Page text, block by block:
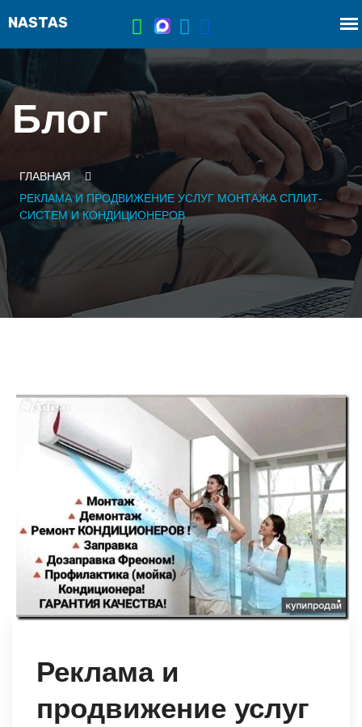
Блог
ГЛАВНАЯ
РЕКЛАМА И ПРОДВИЖЕНИЕ УСЛУГ МОНТАЖА СПЛИТ-
СИСТЕМ И КОНДИЦИОНЕРОВ
Реклама и
продвижение услуг